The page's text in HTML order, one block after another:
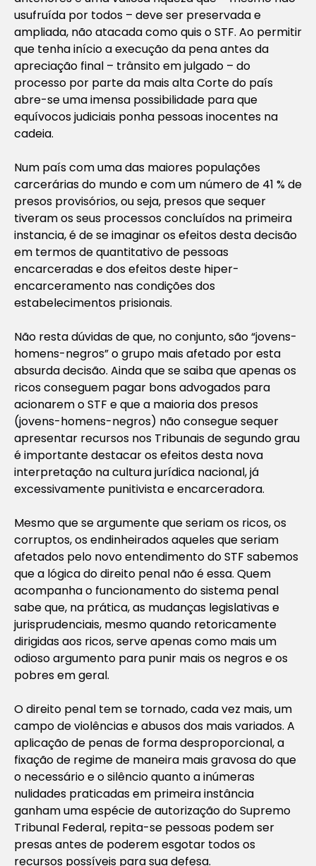
usufruída por todos – deve ser preservada e
ampliada, não atacada como quis o STF. Ao permitir
que tenha início a execução da pena antes da
apreciação final – trânsito em julgado – do
processo por parte da mais alta Corte do país
abre-se uma imensa possibilidade para que
equívocos judiciais ponha pessoas inocentes na
cadeia.
Num país com uma das maiores populações
carcerárias do mundo e com um número de 41 % de
presos provisórios, ou seja, presos que sequer
tiveram os seus processos concluídos na primeira
instancia, é de se imaginar os efeitos desta decisão
em termos de quantitativo de pessoas
encarceradas e dos efeitos deste hiper-
encarceramento nas condições dos
estabelecimentos prisionais.
Não resta dúvidas de que, no conjunto, são “jovens-
homens-negros” o grupo mais afetado por esta
absurda decisão. Ainda que se saiba que apenas os
ricos conseguem pagar bons advogados para
acionarem o STF e que a maioria dos presos
(jovens-homens-negros) não consegue sequer
apresentar recursos nos Tribunais de segundo grau
é importante destacar os efeitos desta nova
interpretação na cultura jurídica nacional, já
excessivamente punitivista e encarceradora.
Mesmo que se argumente que seriam os ricos, os
corruptos, os endinheirados aqueles que seriam
afetados pelo novo entendimento do STF sabemos
que a lógica do direito penal não é essa. Quem
acompanha o funcionamento do sistema penal
sabe que, na prática, as mudanças legislativas e
jurisprudenciais, mesmo quando retoricamente
dirigidas aos ricos, serve apenas como mais um
odioso argumento para punir mais os negros e os
pobres em geral.
O direito penal tem se tornado, cada vez mais, um
campo de violências e abusos dos mais variados. A
aplicação de penas de forma desproporcional, a
fixação de regime de maneira mais gravosa do que
o necessário e o silêncio quanto a inúmeras
nulidades praticadas em primeira instância
ganham uma espécie de autorização do Supremo
Tribunal Federal, repita-se pessoas podem ser
presas antes de poderem esgotar todos os
recursos possíveis para sua defesa.